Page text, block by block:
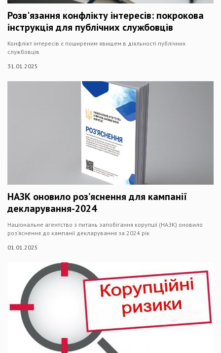
Розв'язання конфлікту інтересів: покрокова
інструкція для публічних службовців
Конфлікт інтересів є поширеним явищем в діяльності публічних
службовців
31.01.2025
НАЗК оновило роз’яснення для кампанії
декларування-2024
Національне агентство з питань запобігання корупції (НАЗК) оновило
роз’яснення до кампанії декларування за 2024 рік
01.01.2025